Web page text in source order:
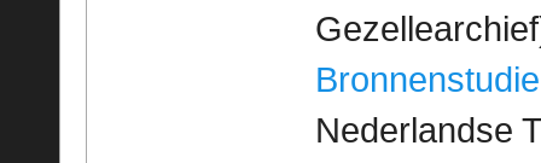
Bronnenstudie
Nederlandse